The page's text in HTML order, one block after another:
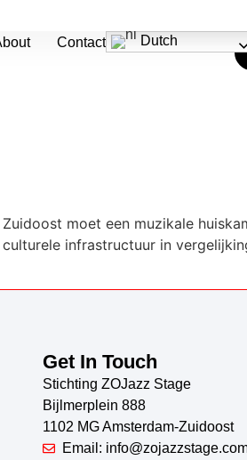
Contact Dutch
moet een muzikale
infrastructuur in
Get In Touch
Stichting ZOJazz Stage
Bijlmerplein 888
1102 MG Amsterdam-Zuidoost
Email: